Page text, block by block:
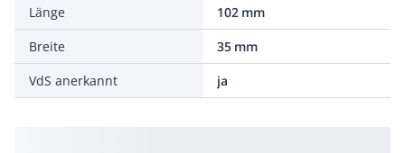
Länge
102 mm
Breite
35 mm
VdS anerkannt
ja